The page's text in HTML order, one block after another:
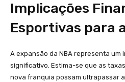
Implicações
Esportivas para
A expansão da NBA representa um
significativo. Estima-se que as
nova franquia possam ultrapassar